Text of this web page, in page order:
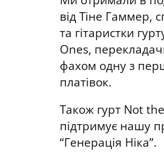
від Тіне Гаммер,
та гітаристки
Ones,
фахом одну з
платівок.
Також гурт Not
підтримує нашу
“Генерація Ніка”.